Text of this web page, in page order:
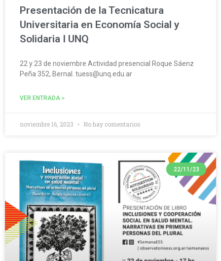
Presentación de la Tecnicatura
Universitaria en Economía Social y
Solidaria I UNQ
22 y 23 de noviembre Actividad presencial Roque Sáenz
Peña 352, Bernal. tuess@unq.edu.ar
VER ENTRADA »
noviembre 16, 2023 No hay comentarios
22/11/23